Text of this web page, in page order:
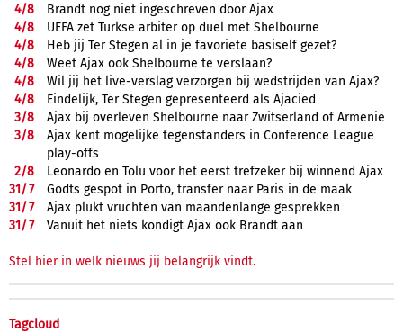
4/8
Brandt nog niet ingeschreven door Ajax
4/8
UEFA zet Turkse arbiter op duel met Shelbourne
4/8
Heb jij Ter Stegen al in je favoriete basiself gezet?
4/8
Weet Ajax ook Shelbourne te verslaan?
4/8
Wil jij het live-verslag verzorgen bij wedstrijden van Ajax?
4/8
Eindelijk, Ter Stegen gepresenteerd als Ajacied
3/8
Ajax bij overleven Shelbourne naar Zwitserland of Armenië
3/8
Ajax kent mogelijke tegenstanders in Conference League
play-offs
2/8
Leonardo en Tolu voor het eerst trefzeker bij winnend Ajax
31/7
Godts gespot in Porto, transfer naar Paris in de maak
31/7
Ajax plukt vruchten van maandenlange gesprekken
31/7 Vanuit het niets kondigt Ajax ook Brandt aan
Stel hier in welk nieuws jij belangrijk vindt.
Tagcloud